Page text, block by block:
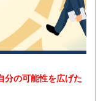
分の可能性を広げた